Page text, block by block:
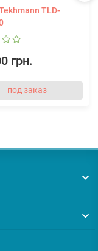
TLD-
грн.
под заказ